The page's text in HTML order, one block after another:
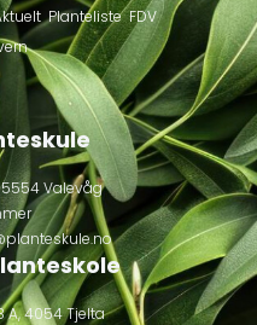
Planteliste FDV
Valevåg
A, 4054 Tjelta